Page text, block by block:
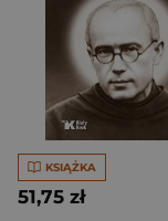
KSIĄŻKA
51,75 zł